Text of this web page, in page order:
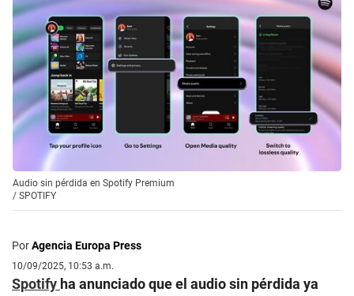
Audio sin pérdida en Spotify Premium
/ SPOTIFY
PorAgencia Europa Press
10/09/2025, 10:53 a.m.
Spotify ha anunciado que el audio sin pérdida ya